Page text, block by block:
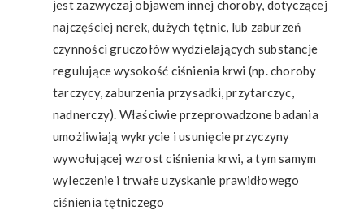
jest zazwyczaj objawem innej choroby, dotyczącej
najczęściej nerek, dużych tętnic, lub zaburzeń
czynności gruczołów wydzielających substancje
regulujące wysokość ciśnienia krwi (np. choroby
tarczycy, zaburzenia przysadki, przytarczyc,
nadnerczy). Właściwie przeprowadzone badania
umożliwiają wykrycie i usunięcie przyczyny
wywołującej wzrost ciśnienia krwi, a tym samym
wyleczenie i trwałe uzyskanie prawidłowego
ciśnienia tętniczego